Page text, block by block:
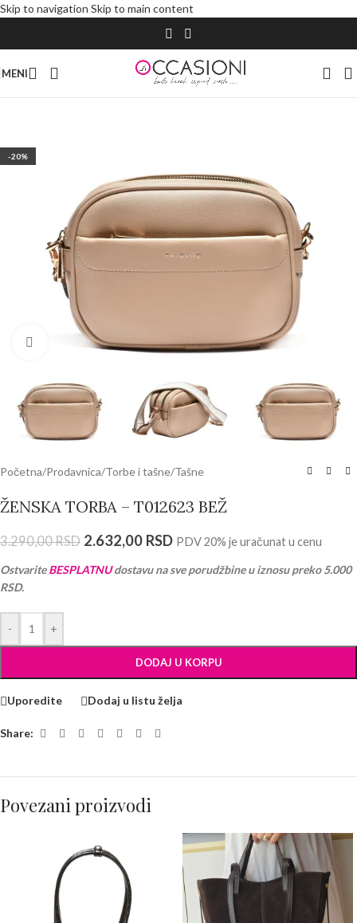
Skip to navigation Skip to main content
MENI
-20%
Click to enlarge
Početna/Prodavnica/Torbe i tašne/Tašne
ŽENSKA TORBA – T012623 BEŽ
3.290,00RSD 2.632,00 RSD PDV 20% je uračunat u cenu
OstvariteBESPLATNUdostavu na sve porudžbine u iznosu preko 5.000
RSD.
- +
DODAJ U KORPU
Uporedite Dodaj u listu želja
Share:
Povezani proizvodi